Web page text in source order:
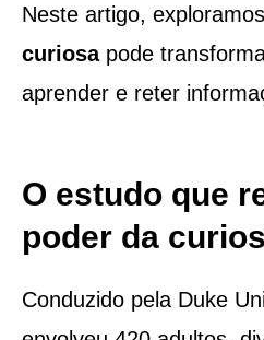
Neste artigo,
curiosapode
aprender e reter
O estudo que
poder da
Conduzido pela Duke